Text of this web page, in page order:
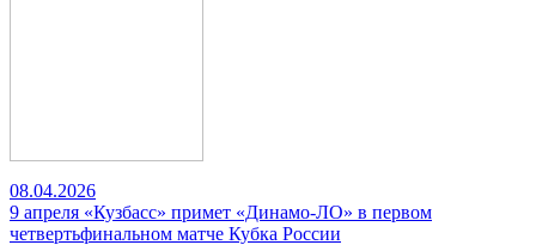
08.04.2026
9 апреля «Кузбасс» примет «Динамо-ЛО» в первом
четвертьфинальном матче Кубка России